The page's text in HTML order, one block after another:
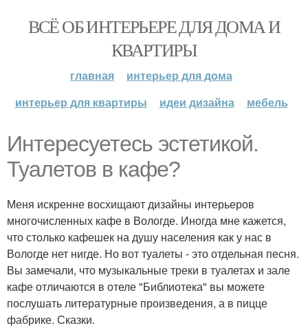
ВСЁ ОБ ИНТЕРЬЕРЕ ДЛЯ ДОМА И
КВАРТИРЫ
главная
интерьер для дома
интерьер для квартиры
идеи дизайна мебель
Интересуетесь эстетикой.
Туалетов в кафе?
Меня искренне восхищают дизайны интерьеров
многочисленных кафе в Вологде. Иногда мне кажется,
что столько кафешек на душу населения как у нас в
Вологде нет нигде. Но вот туалеты - это отдельная песня.
Вы замечали, что музыкальные треки в туалетах и зале
кафе отличаются в отеле "Библиотека" вы можете
послушать литературные произведения, а в пицце
фабрике. Сказки.